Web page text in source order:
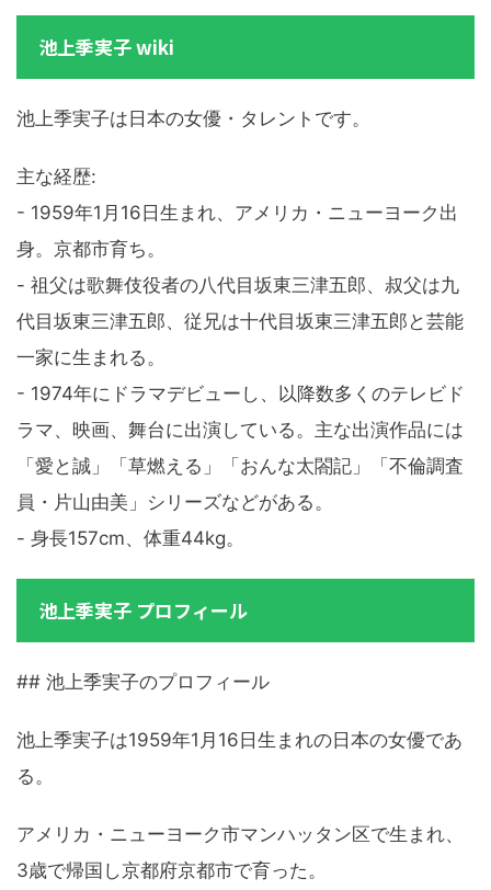
池上季実子 wiki
池上季実子は日本の女優・タレントです。
主な経歴:
- 1959年1月16日生まれ、アメリカ・ニューヨーク出
身。京都市育ち。
- 祖父は歌舞伎役者の八代目坂東三津五郎、叔父は九
代目坂東三津五郎、従兄は十代目坂東三津五郎と芸能
一家に生まれる。
- 1974年にドラマデビューし、以降数多くのテレビド
ラマ、映画、舞台に出演している。主な出演作品には
「愛と誠」「草燃える」「おんな太閤記」「不倫調査
員・片山由美」シリーズなどがある。
- 身長157cm、体重44kg。
池上季実子 プロフィール
## 池上季実子のプロフィール
池上季実子は1959年1月16日生まれの日本の女優であ
る。
アメリカ・ニューヨーク市マンハッタン区で生まれ、
3歳で帰国し京都府京都市で育った。